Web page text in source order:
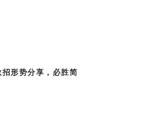
形势分享，必胜简